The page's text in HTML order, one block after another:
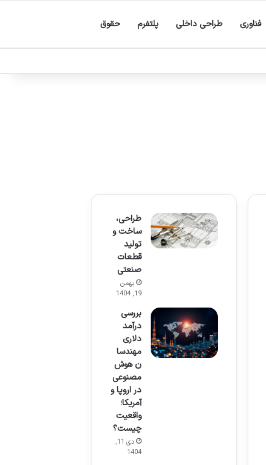
فناوری طراحی داخلی پلتفرم حقوق
طراحی،
ساخت و
تولید
قطعات
صنعتی
بهمن
19, 1404
بررسی
درآمد
دلاری
مهندسا
ن هوش
مصنوعی
در اروپا و
آمریکا؛
واقعیت
چیست؟
دی 11,
1404